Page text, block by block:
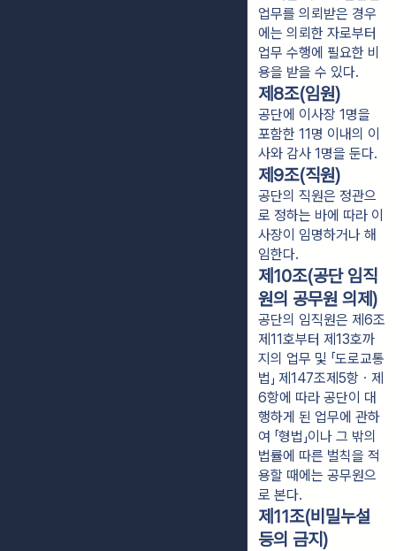
업무를 의뢰받은 경우
에는 의뢰한 자로부터
업무 수행에 필요한 비
용을 받을 수 있다.
제8조(임원)
공단에 이사장 1명을
포함한 11명 이내의 이
사와 감사 1명을 둔다.
제9조(직원)
공단의 직원은 정관으
로 정하는 바에 따라 이
사장이 임명하거나 해
임한다.
제10조(공단 임직
원의 공무원 의제)
공단의 임직원은 제6조
제11호부터 제13호까
지의 업무 및 「도로교통
법」 제147조제5항ㆍ제
6항에 따라 공단이 대
행하게 된 업무에 관하
여 「형법」이나 그 밖의
법률에 따른 벌칙을 적
용할 때에는 공무원으
로 본다.
제11조(비밀누설
등의 금지)